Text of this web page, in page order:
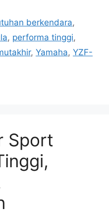
berkendara,
, performa tinggi,
, Yamaha, YZF-
Sport